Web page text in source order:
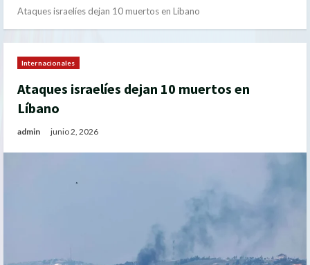
Ataques israelíes dejan 10 muertos en Líbano
Internacionales
Ataques israelíes dejan 10 muertos en
Líbano
admin junio 2, 2026